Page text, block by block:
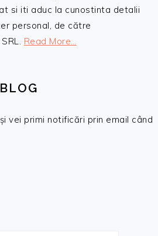
si iti aduc la cunostinta detalii
personal, de către
Read More…
vei primi notificări prin email când